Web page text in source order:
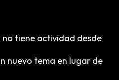
no tiene actividad desde
nuevo tema en lugar de